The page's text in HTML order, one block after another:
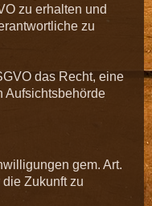
zu erhalten und
zu
das Recht, eine
Aufsichtsbehörde
gem. Art.
Zukunft zu